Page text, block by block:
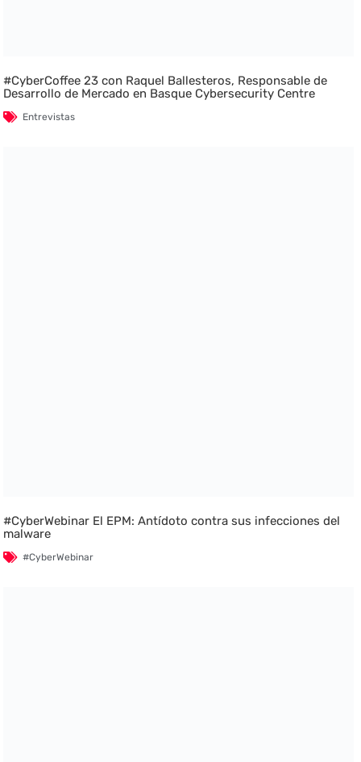
#CyberCoffee 23 con Raquel Ballesteros, Responsable de
Desarrollo de Mercado en Basque Cybersecurity Centre
Entrevistas
#CyberWebinar El EPM: Antídoto contra sus infecciones del
malware
#CyberWebinar